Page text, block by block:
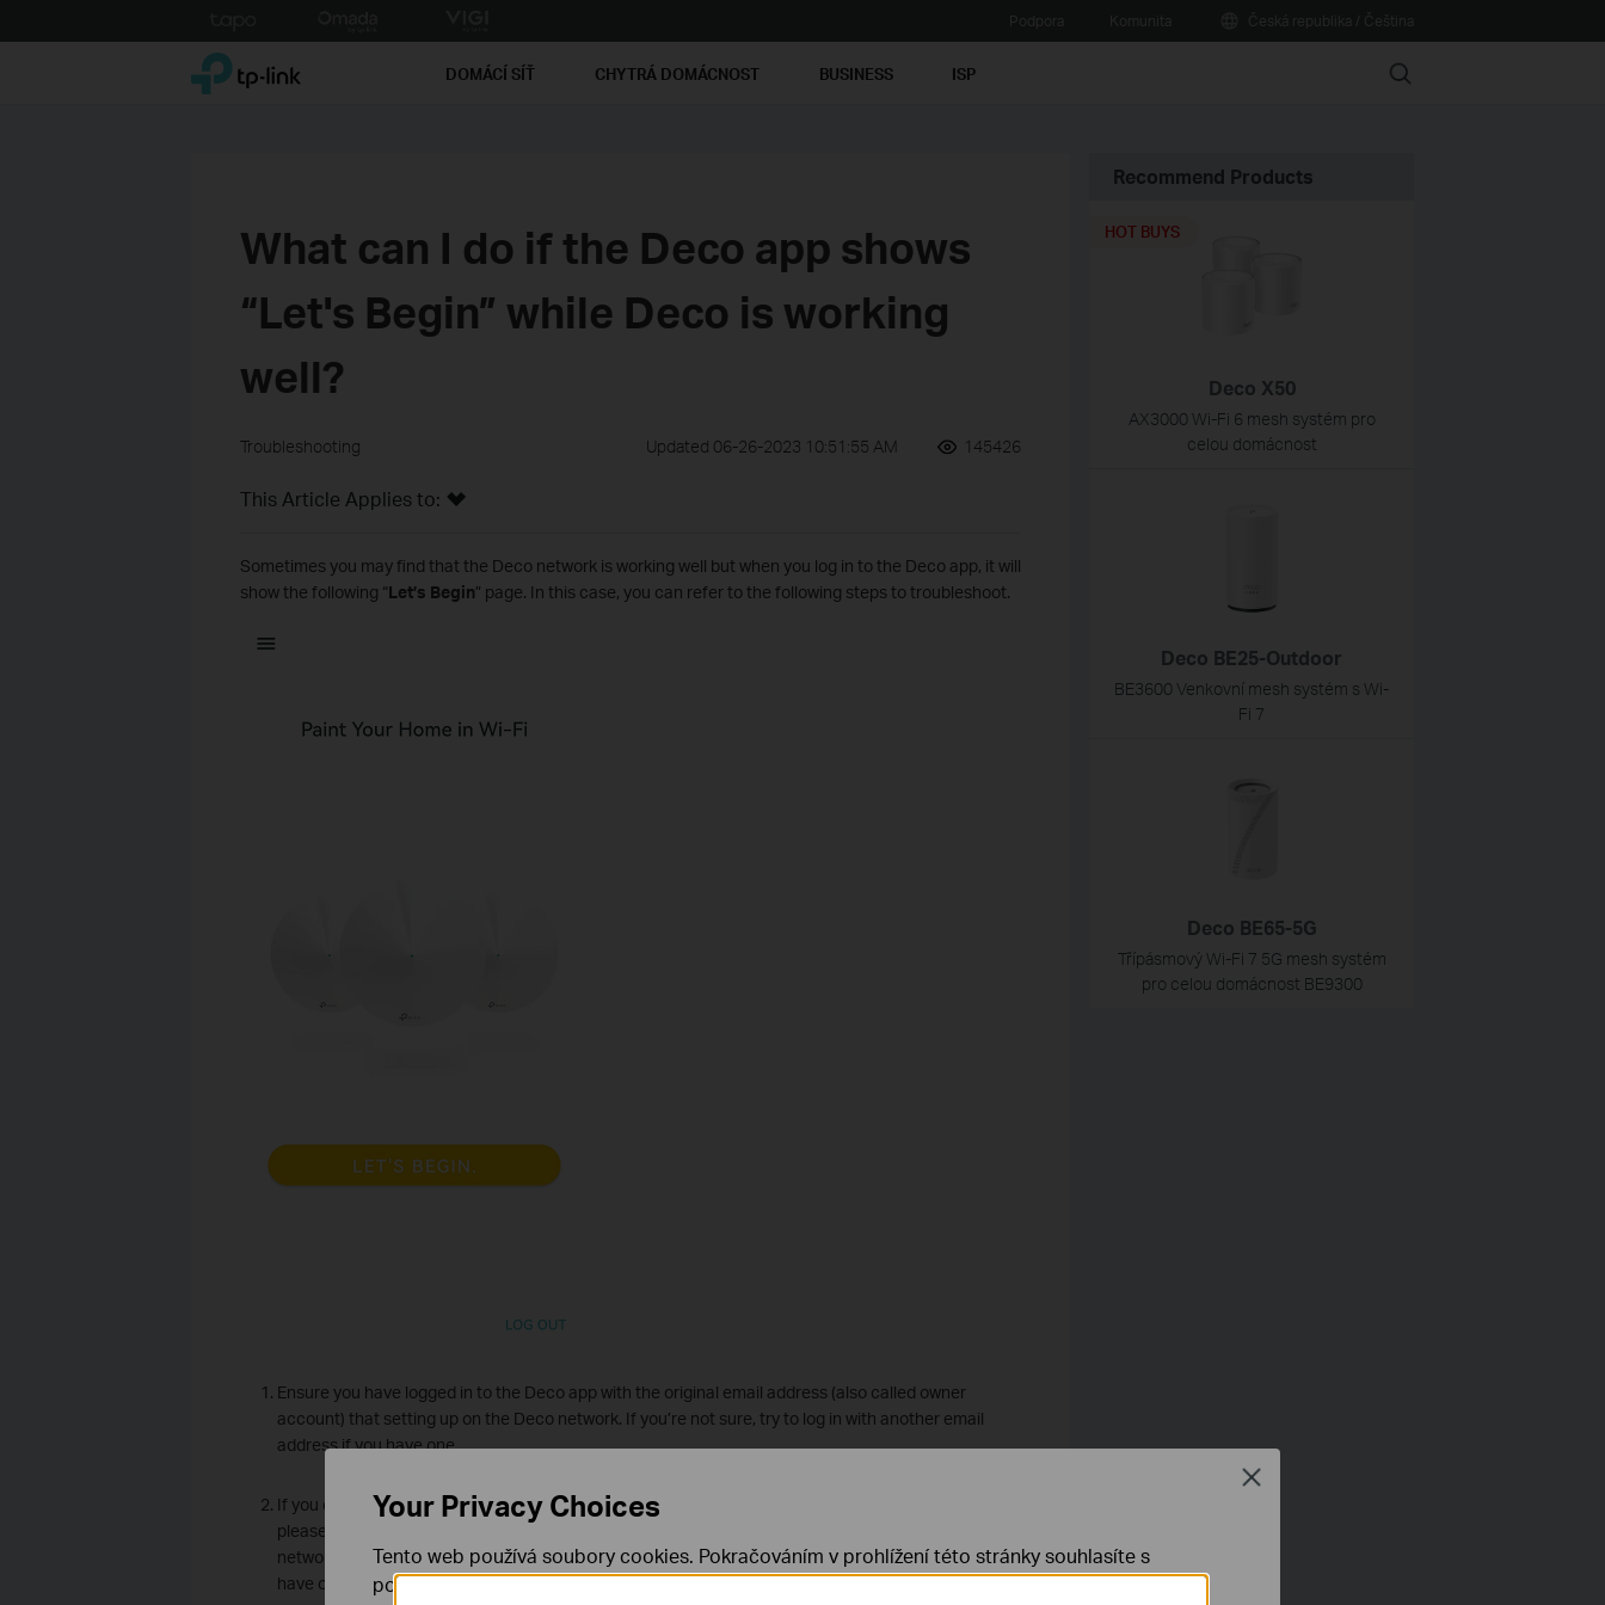
to
TP-Link, Reliably Smart DOMÁCÍ SÍŤ CHYTRÁ DOMÁCNOST BUSINESS ISP Search
What can I do if the Deco app shows
“Let's Begin” while Deco is working
well?
Troubleshooting Updated 06-26-2023 10:51:55 AM 145426
This Article Applies to:
Sometimes you may find that the Deco network is working well but when you log in to the Deco app, it will
show the following “Let’s Begin” page. In this case, you can refer to the following steps to troubleshoot.
Ensure you have logged in to the Deco app with the original email address (also called owner
account) that setting up on the Deco network. If you’re not sure, try to log in with another email
address if you have one.
If you encounter the issue when the phone connects to other Wi-Fi networks or uses mobile data,
please log out of the Deco app on the phone, then switch the phone to connect to the Deco’s Wi-Fi
network. At the same time, disable mobile data and close any VPN application on the phone if you
have one.
Recommend Products
Deco X50
AX3000 Wi-Fi 6 mesh systém pro
celou domácnost
HOT BUYS
Deco BE25-Outdoor
BE3600 Venkovní mesh systém s Wi-
Fi 7
Deco BE65-5G
Třípásmový Wi-Fi 7 5G mesh systém
pro celou domácnost BE9300
Your Privacy Choices
Tento web používá soubory cookies. Pokračováním v prohlížení této stránky souhlasíte s
používáním našich cookies.Již nezobrazovatZjistit více.
Close